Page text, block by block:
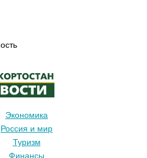
Экономика
Россия и мир
Туризм
Финансы